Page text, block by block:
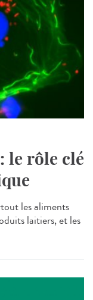
le rôle clé
les aliments
laitiers, et les